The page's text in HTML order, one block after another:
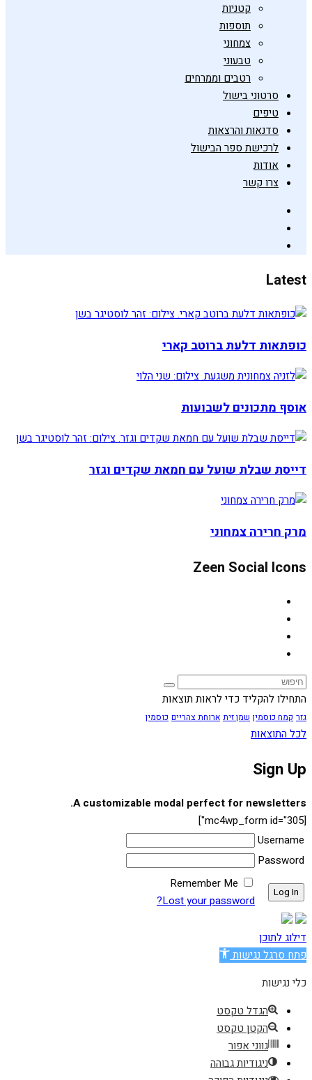
קטניות
תוספות
צמחוני
טבעוני
רטבים וממרחים
סרטוני בישול
טיפים
סדנאות והרצאות
לרכישת ספר הבישול
אודות
צרו קשר
Latest
כופתאות דלעת ברוטב קארי
אוסף מתכונים לשבועות
דייסת שבלת שועל עם חמאת שקדים וגזר
מרק חרירה צמחוני
Zeen Social Icons
התחילו להקליד כדי לראות תוצאות
גזר קמח כוסמין שמן זית ארוחת צהריים כוסמין
לכל התוצאות
Sign Up
A customizable modal perfect for newsletters.
[mc4wp_form id="305"]
Username
Password
Remember Me
Lost your password?
דילוג לתוכן
פתח סרגל נגישות
כלי נגישות
הגדל טקסט
הקטן טקסט
גווני אפור
ניגודיות גבוהה